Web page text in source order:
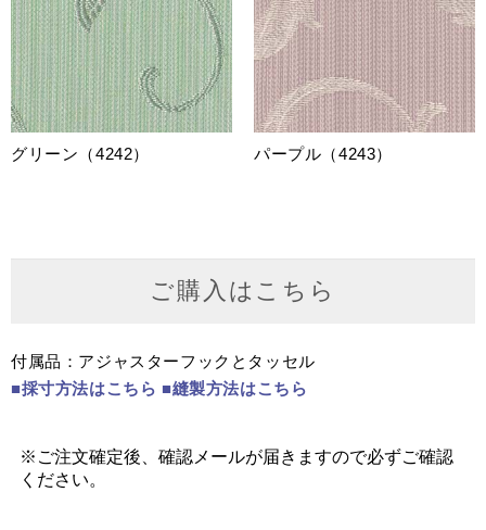
グリーン（4242） パープル（4243）
ご購入はこちら
付属品：アジャスターフックとタッセル
■採寸方法はこちら ■縫製方法はこちら